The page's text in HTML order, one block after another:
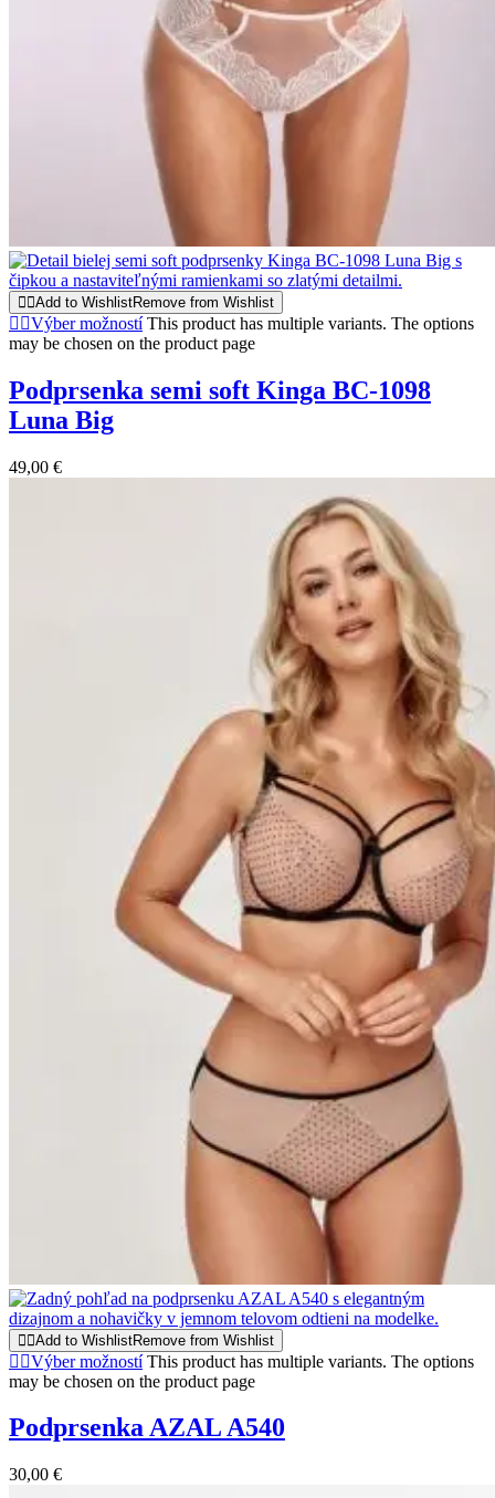
Add to WishlistRemove from Wishlist
Výber možností This product has multiple variants. The options
may be chosen on the product page
Podprsenka semi soft Kinga BC-1098
Luna Big
49,00 €
Add to WishlistRemove from Wishlist
Výber možností This product has multiple variants. The options
may be chosen on the product page
Podprsenka AZAL A540
30,00 €